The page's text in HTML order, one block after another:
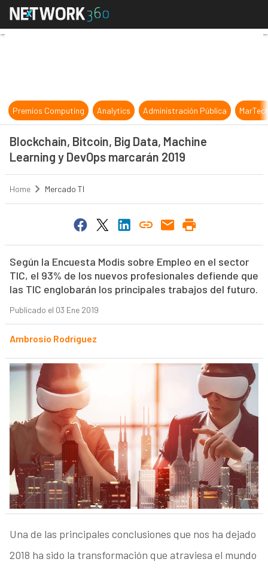
Blockchain, Bitcoin, Big Data,
Premios Computing Analytics Administración Pública
Blockchain, Bitcoin, Big Data, Machine
Learning y DevOps marcarán 2019
Home Mercado TI
Según la Encuesta Modis sobre Empleo en el sector
TIC, el 93% de los nuevos profesionales defiende que
las TIC englobarán los principales trabajos del futuro.
Publicado el 03 Ene 2019
Ambrosio Rodríguez
Una de las principales conclusiones que nos ha dejado
2018 ha sido la transformación que atraviesa el mundo